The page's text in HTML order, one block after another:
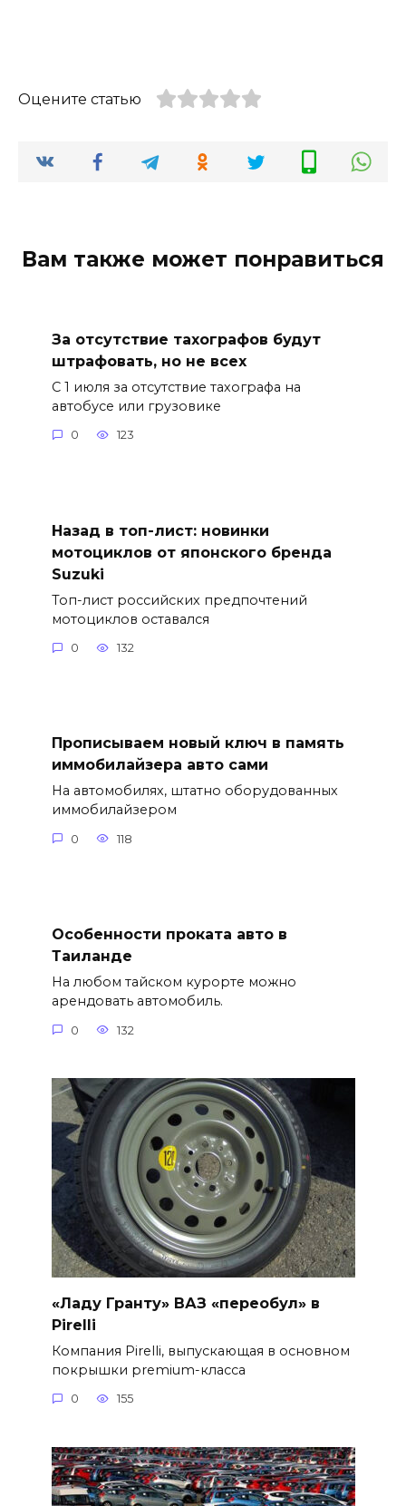
Оцените статью
Вам также может понравиться
За отсутствие тахографов будут
штрафовать, но не всех
С 1 июля за отсутствие тахографа на
автобусе или грузовике
0 123
Назад в топ-лист: новинки
мотоциклов от японского бренда
Suzuki
Топ-лист российских предпочтений
мотоциклов оставался
0 132
Прописываем новый ключ в память
иммобилайзера авто сами
На автомобилях, штатно оборудованных
иммобилайзером
0 118
Особенности проката авто в
Таиланде
На любом тайском курорте можно
арендовать автомобиль.
0 132
«Ладу Гранту» ВАЗ «переобул» в
Pirelli
Компания Pirelli, выпускающая в основном
покрышки premium-класса
0 155